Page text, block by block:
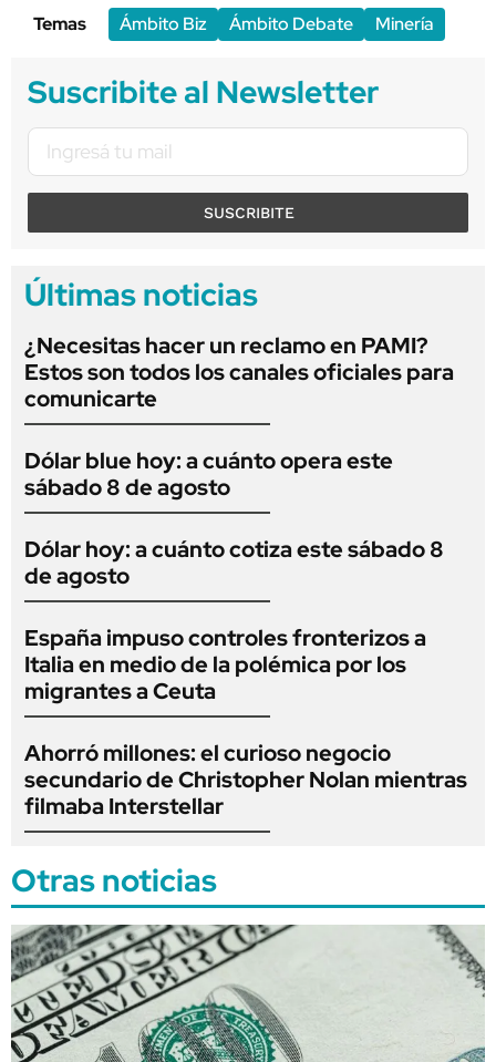
Temas
Ámbito Biz Ámbito Debate Minería
Suscribite al Newsletter
SUSCRIBITE
Últimas noticias
¿Necesitas hacer un reclamo en PAMI?
Estos son todos los canales oficiales para
comunicarte
Dólar blue hoy: a cuánto opera este
sábado 8 de agosto
Dólar hoy: a cuánto cotiza este sábado 8
de agosto
España impuso controles fronterizos a
Italia en medio de la polémica por los
migrantes a Ceuta
Ahorró millones: el curioso negocio
secundario de Christopher Nolan mientras
filmaba Interstellar
Otras noticias